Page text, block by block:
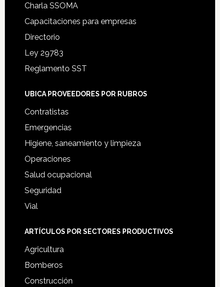
Charla SSOMA
Capacitaciones para empresas
Directorio
Ley 29783
Reglamento SST
UBICA PROVEEDORES POR RUBROS
Contratistas
Emergencias
Higiene, saneamiento y limpieza
Operaciones
Salud ocupacional
Seguridad
Vial
ARTÍCULOS POR SECTORES PRODUCTIVOS
Agricultura
Bomberos
Construcción